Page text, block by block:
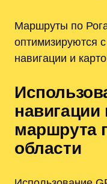
Маршруты по
оптимизируются
навигации и
навигации
маршрута
области